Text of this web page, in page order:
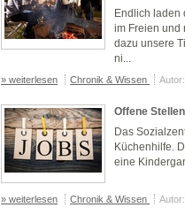
Endlich laden
im Freien und
dazu unsere
ni...
» weiterlesen Chronik & Wissen
Offene Stellen
Das
Küchenhilfe.
eine
» weiterlesen Chronik & Wissen